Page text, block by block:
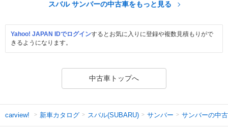
スバル サンバーの中古車をもっと見る
Yahoo! JAPAN IDでログインするとお気に入りに登録や複数見積もりがで
きるようになります。
中古車トップへ
carview! 新車カタログ スバル(SUBARU) サンバー サンバーの中